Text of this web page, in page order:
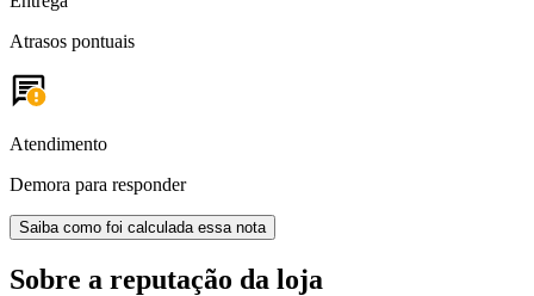
Atrasos pontuais
Atendimento
Demora para responder
Saiba como foi calculada essa nota
Sobre a reputação da loja